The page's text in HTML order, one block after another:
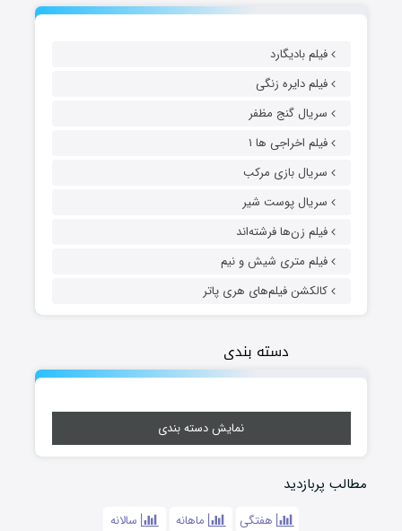
فیلم بادیگارد
فیلم دایره زنگی
سریال گنج مظفر
فیلم اخراجی ها ۱
سریال بازی مرکب
سریال پوست شیر
فیلم زن‌ها فرشته‌اند
فیلم متری شیش و نیم
کالکشن فیلم‌های هری پاتر
دسته بندی
نمایش دسته بندی
مطالب پربازدید
هفتگی ماهانه سالانه